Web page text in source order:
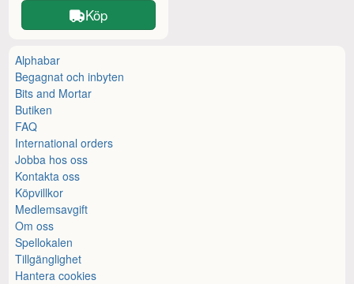
Köp
Alphabar
Begagnat och inbyten
Bits and Mortar
Butiken
FAQ
International orders
Jobba hos oss
Kontakta oss
Köpvillkor
Medlemsavgift
Om oss
Spellokalen
Tillgänglighet
Hantera cookies